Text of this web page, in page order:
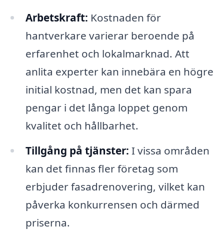
Arbetskraft: Kostnaden för
hantverkare varierar beroende på
erfarenhet och lokalmarknad. Att
anlita experter kan innebära en högre
initial kostnad, men det kan spara
pengar i det långa loppet genom
kvalitet och hållbarhet.
Tillgång på tjänster: I vissa områden
kan det finnas fler företag som
erbjuder fasadrenovering, vilket kan
påverka konkurrensen och därmed
priserna.